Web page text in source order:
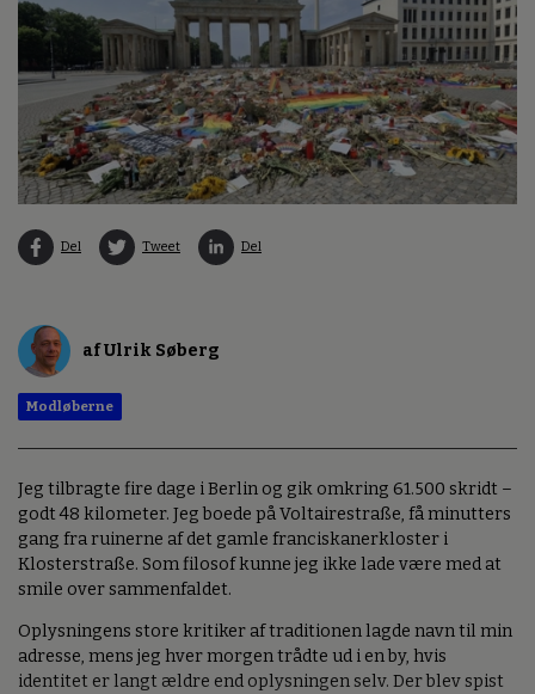
Del Tweet Del
af Ulrik Søberg
Modløberne
Jeg tilbragte fire dage i Berlin og gik omkring 61.500 skridt –
godt 48 kilometer. Jeg boede på Voltairestraße, få minutters
gang fra ruinerne af det gamle franciskanerkloster i
Klosterstraße. Som filosof kunne jeg ikke lade være med at
smile over sammenfaldet.
Oplysningens store kritiker af traditionen lagde navn til min
adresse, mens jeg hver morgen trådte ud i en by, hvis
identitet er langt ældre end oplysningen selv. Der blev spist